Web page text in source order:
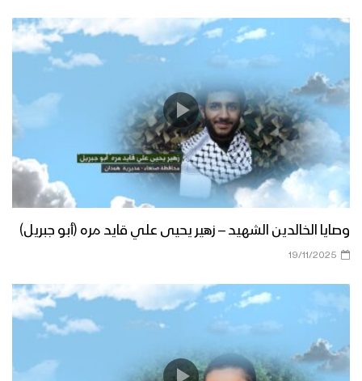
وصايا الخالدين الشهيد – زهير يحيى علي قايد مره (أبو جبريل)
19/11/2025